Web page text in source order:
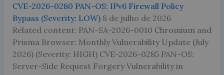
CVE-2026-0280 PAN-OS: IPv6 Firewall Policy
Bypass (Severity: LOW) 8 de julho de 2026
Related content: PAN-SA-2026-0010 Chromium and
Prisma Browser: Monthly Vulnerability Update (July
2026) (Severity: HIGH) CVE-2026-0285 PAN-OS:
Server-Side Request Forgery Vulnerability in